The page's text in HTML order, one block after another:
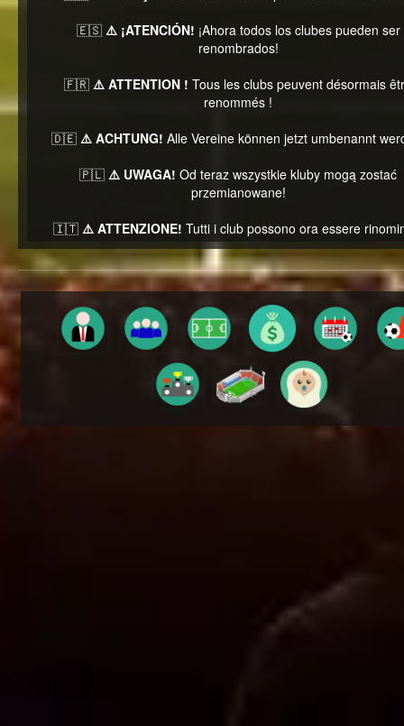
🇪🇸 ⚠️ ¡ATENCIÓN! ¡Ahora todos los clubes pueden ser
renombrados!
🇫🇷 ⚠️ ATTENTION ! Tous les clubs peuvent désormais
renommés !
🇩🇪 ⚠️ ACHTUNG! Alle Vereine können jetzt umbenannt
🇵🇱 ⚠️ UWAGA! Od teraz wszystkie kluby mogą zostać
przemianowane!
🇮🇹 ⚠️ ATTENZIONE! Tutti i club possono ora essere